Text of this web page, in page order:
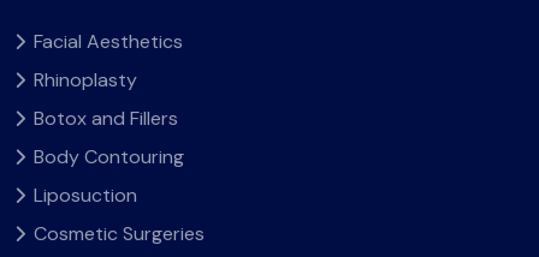
Facial Aesthetics
Rhinoplasty
Botox and Fillers
Body Contouring
Liposuction
Cosmetic Surgeries